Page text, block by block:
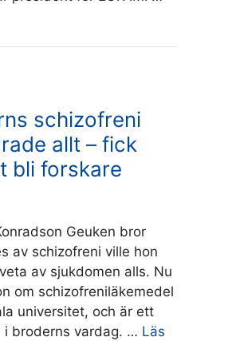
schizofreni
allt – fick
bli forskare
Geuken bror
av schizofreni ville hon
av sjukdomen alls. Nu
om schizofreniläkemedel
universitet, och är ett
i broderns vardag. … Läs